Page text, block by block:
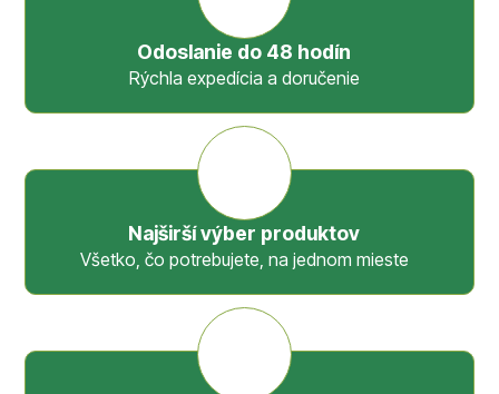
Odoslanie do 48 hodín
Rýchla expedícia a doručenie
Najširší výber produktov
Všetko, čo potrebujete, na jednom mieste